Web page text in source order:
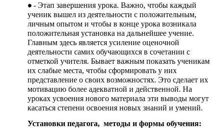
- Этап завершения урока. Важно, чтобы каждый
ученик вышел из деятельности с положительным,
личным опытом и чтобы в конце урока возникала
положительная установка на дальнейшее учение.
Главным здесь является усиление оценочной
деятельности самих обучающихся в сочетании с
отметкой учителя. Бывает важным показать ученикам
их слабые места, чтобы сформировать у них
представление о своих возможностях. Это сделает их
мотивацию более адекватной и действенной. На
уроках усвоения нового материала эти выводы могут
касаться степени освоения новых знаний и умений.
Установки педагога, методы и формы обучения: